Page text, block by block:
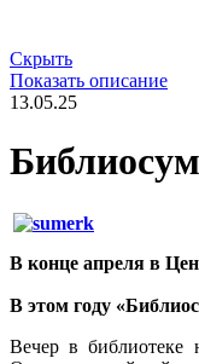
Скрыть
Показать описание
13.05.25
В конце апреля в
В этом году
Вечер в библиотеке